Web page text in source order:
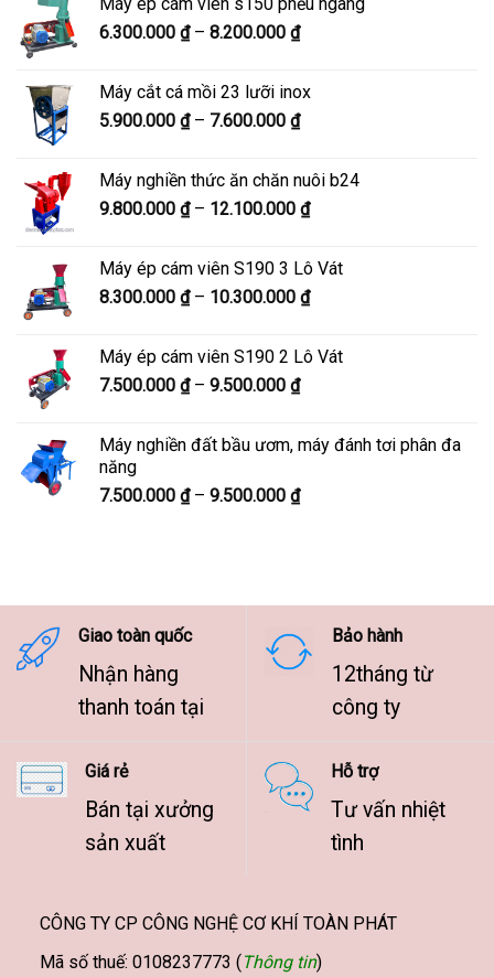
6.900.000 ₫
đến
Máy ép cám viên s150 phễu ngang
6.300.000 ₫ – 8.200.000 ₫Khoảng
6.300.000 ₫
đến
Máy cắt cá mồi 23 lưỡi inox
5.900.000 ₫ – 7.600.000 ₫Khoảng
5.900.000 ₫
đến
Máy nghiền thức ăn chăn nuôi b24
9.800.000 ₫ – 12.100.000 ₫Khoảng
9.800.000 ₫
đến
Máy ép cám viên S190 3 Lô Vát
8.300.000 ₫ – 10.300.000 ₫Khoảng
8.300.000 ₫
Máy ép cám viên S190 2 Lô Vát
7.500.000 ₫ – 9.500.000 ₫Khoảng
7.500.000 ₫
9.500.000 ₫
Máy nghiền đất bầu ươm, máy đánh tơi phân đa
năng
7.500.000 ₫ – 9.500.000 ₫Khoảng
9.500.000 ₫
Giao toàn quốc
Nhận hàng
thanh toán tại
Bảo hành
12tháng từ
công ty
Giá rẻ
Bán tại xưởng
sản xuất
Hỗ trợ
Tư vấn nhiệt
tình
CÔNG TY CP CÔNG NGHỆ CƠ KHÍ TOÀN PHÁT
Mã số thuế: 0108237773 (Thông tin)